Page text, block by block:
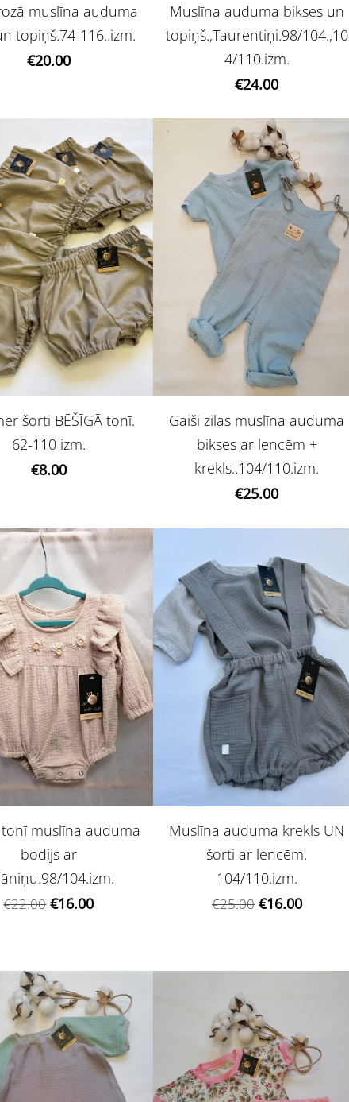
muslīna auduma
topiņš.74-116..izm.
€20.00
Muslīna auduma bikses un
topiņš.,Taurentiņi.98/104.,10
4/110.izm.
€24.00
šorti BĒŠĪGĀ tonī.
62-110 izm.
€8.00
Gaiši zilas muslīna auduma
bikses ar lencēm +
krekls..104/110.izm.
€25.00
tonī muslīna auduma
bodijs ar
104.izm.
€22.00 €16.00
Muslīna auduma krekls UN
šorti ar lencēm.
104/110.izm.
€25.00 €16.00